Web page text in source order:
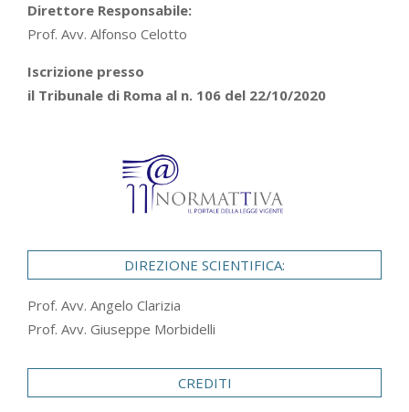
Direttore Responsabile:
Prof. Avv. Alfonso Celotto
Iscrizione presso
il Tribunale di Roma al n. 106 del 22/10/2020
DIREZIONE SCIENTIFICA:
Prof. Avv. Angelo Clarizia
Prof. Avv. Giuseppe Morbidelli
CREDITI